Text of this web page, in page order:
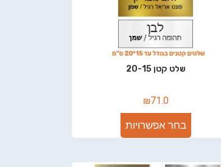
שלט קטן 20-15
₪71.0
בחר אפשרויות